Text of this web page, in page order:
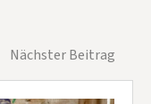
Nächster Beitrag